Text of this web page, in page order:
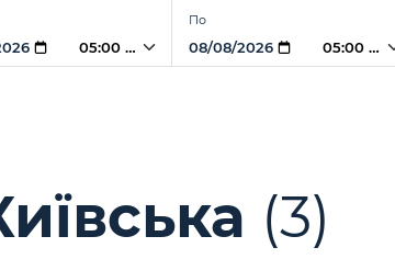
05:00 AM
По
05:00 AM
(3)